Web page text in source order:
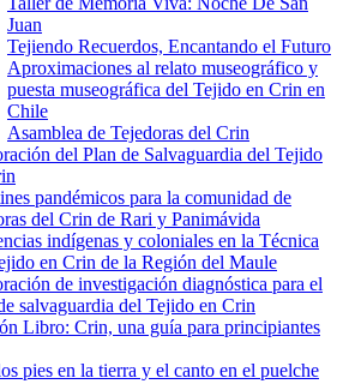
Juan
Tejiendo Recuerdos, Encantando el Futuro
Aproximaciones al relato museográfico y
puesta museográfica del Tejido en Crin en
Chile
Asamblea de Tejedoras del Crin
del Plan de Salvaguardia del Tejido
pandémicos para la comunidad de
del Crin de Rari y Panimávida
indígenas y coloniales en la Técnica
en Crin de la Región del Maule
de investigación diagnóstica para el
salvaguardia del Tejido en Crin
Libro: Crin, una guía para principiantes
pies en la tierra y el canto en el puelche